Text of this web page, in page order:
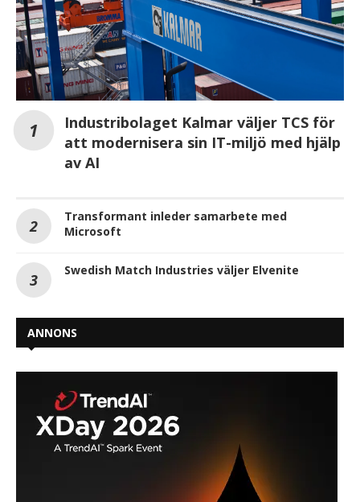
Industribolaget Kalmar väljer TCS för
att modernisera sin IT-miljö med hjälp
av AI
Transformant inleder samarbete med
Microsoft
Swedish Match Industries väljer Elvenite
ANNONS